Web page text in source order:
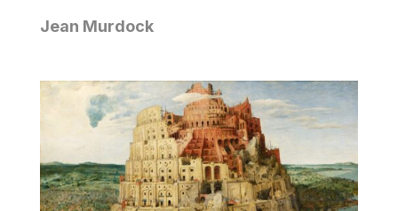
Jean Murdock